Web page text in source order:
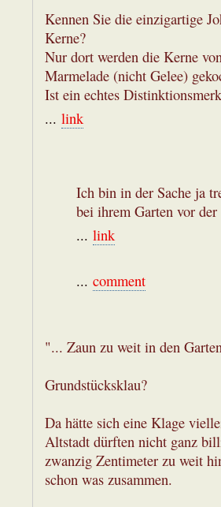
Kennen Sie die einzigartige
Kerne?
Nur dort werden die Kerne
Marmelade (nicht Gelee)
Ist ein echtes
... link
Ich bin in der Sache ja
bei ihrem Garten vor der
... link
... comment
"... Zaun zu weit in den
Grundstücksklau?
Da hätte sich eine Klage
Altstadt dürften nicht ganz
zwanzig Zentimeter zu weit
schon was zusammen.